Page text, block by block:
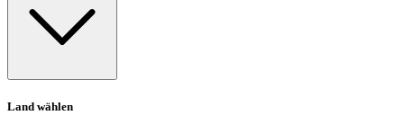
Land wählen